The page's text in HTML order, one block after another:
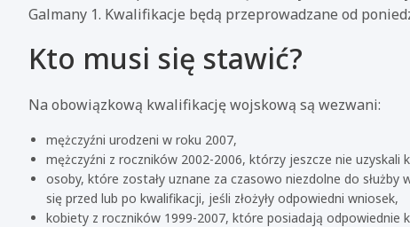
Galmany 1. Kwalifikacje będą przeprowadzane od
Kto musi się stawić?
Na obowiązkową kwalifikację wojskową są wezwani:
mężczyźni urodzeni w roku 2007,
mężczyźni z roczników 2002-2006, którzy jeszcze nie
osoby, które zostały uznane za czasowo niezdolne do
się przed lub po kwalifikacji, jeśli złożyły odpowiedni wniosek,
kobiety z roczników 1999-2007, które posiadają odpowiednie